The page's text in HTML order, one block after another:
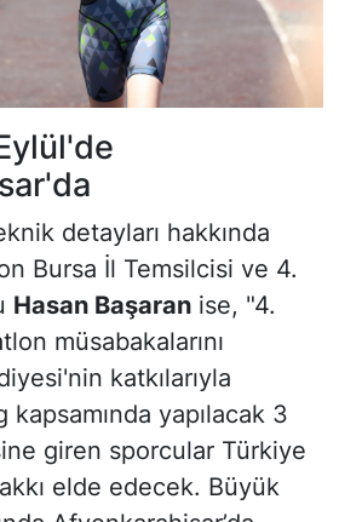
detayları hakkında
Bursa İl Temsilcisi ve 4.
Hasan Başaranise, "4.
müsabakalarını
katkılarıyla
yapılacak 3
giren sporcular Türkiye
elde edecek. Büyük